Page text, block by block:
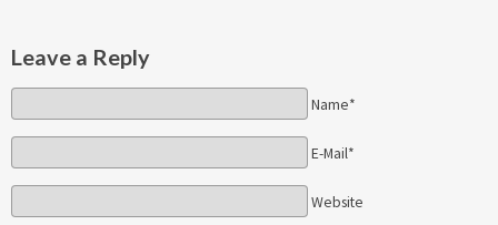
Leave a Reply
Name*
E-Mail*
Website